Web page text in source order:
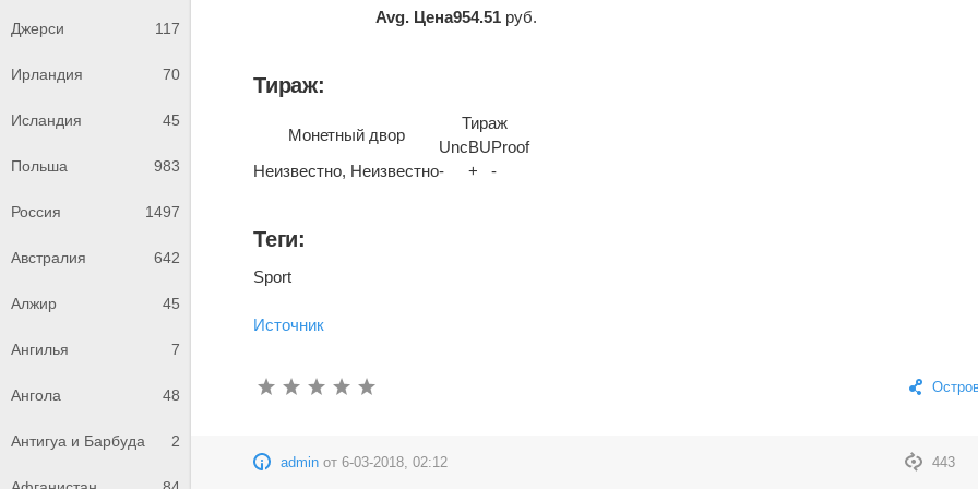
Джерси 117
Ирландия 70
Исландия 45
Польша 983
Россия 1497
Австралия 642
Алжир 45
Ангилья 7
Ангола 48
Антигуа и Барбуда 2
Avg. Цена954.51 руб.
Тираж:
Монетный двор
Тираж
UncBUProof
Неизвестно, Неизвестно- + -
Теги:
Sport
Источник
443
admin от6-03-2018, 02:12